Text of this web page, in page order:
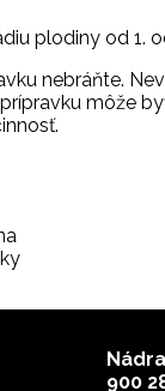
plodiny od 1.
nebráňte.
môže
900